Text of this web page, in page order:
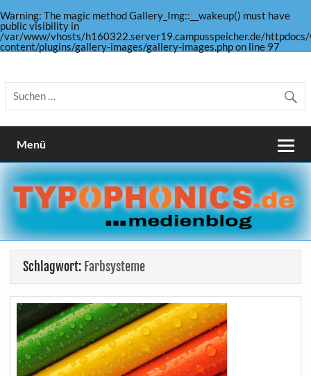
Warning: The magic method Gallery_Img::__wakeup() must have
public visibility in
/var/www/vhosts/h160322.server19.campusspeicher.de/
content/plugins/gallery-images/gallery-images.phpon line 97
Skip
TYPOPHONICS
Menü
Schlagwort: Farbsysteme